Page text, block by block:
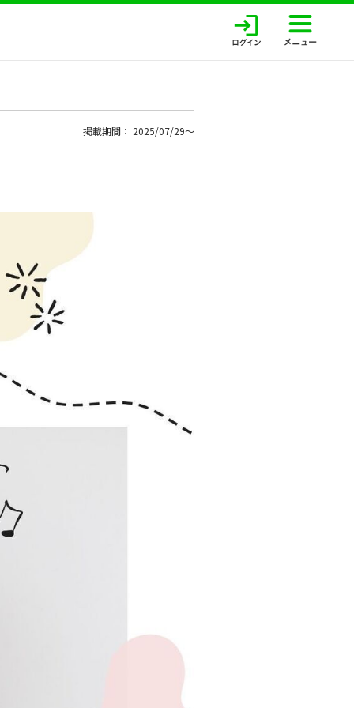
掲載期間： 2025/07/29〜